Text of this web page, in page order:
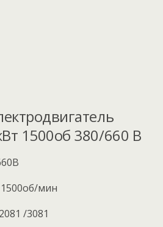
1500об 380/660 В
мин
/3081